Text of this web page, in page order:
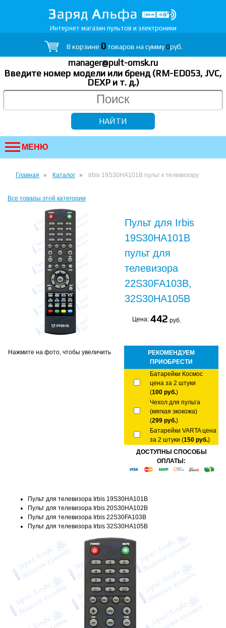
Интернет магазин пультов и электроники
В корзине 0товаров на сумму0руб.
manager@pult-omsk.ru
Введите номер модели или бренд (RM-ED053, JVC,
DEXP и т. д.)
МЕНЮ
Главная Каталог Irbis 19S30HA101B пульт к телевизору
Все товары этой категории
Нажмите на фото, чтобы увеличить
Пульт для Irbis
19S30HA101B
пульт для
телевизора
22S30FA103B,
32S30HA105B
Цена: 442 руб.
РЕКОМЕНДУЕМ
ПРИОБРЕСТИ
Батарейки Космос
цена за 2 штуки
(100 руб.)
Чехол для пульта
(мягкая экокожа)
(299 руб.)
Батарейки VARTA цена
за 2 штуки (150 руб.)
ДОСТУПНЫ СПОСОБЫ
ОПЛАТЫ:
Пульт для телевизора Irbis 19S30HA101B
Пульт для телевизора Irbis 20S30HA102B
Пульт для телевизора Irbis 22S30FA103B
Пульт для телевизора Irbis 32S30HA105B